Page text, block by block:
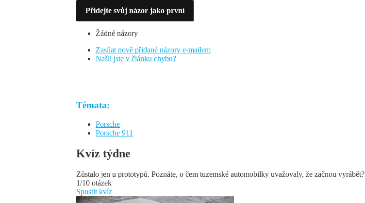
Přidejte svůj názor jako první
Žádné názory
Zasílat nově přidané názory e-mailem
Našli jste v článku chybu?
Témata:
Porsche
Porsche 911
Kvíz týdne
Zůstalo jen u prototypů. Poznáte, o čem tuzemské automobilky uvažovaly, že začnou vyrábět?
1/10 otázek
Spustit kvíz